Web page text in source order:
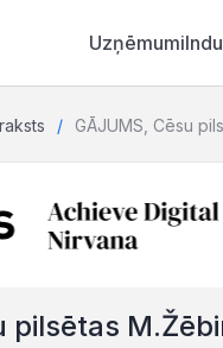
Uzņēmumi
GĀJUMS, Cēsu
pilsētas